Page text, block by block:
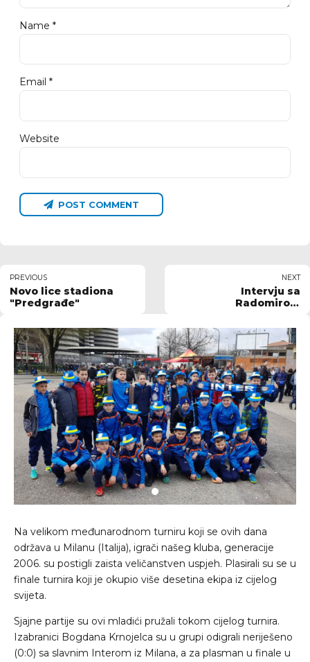
Name *
Email *
Website
POST COMMENT
PREVIOUS
Novo lice stadiona
"Predgrađe"
NEXT
Intervju sa
Radomirom
direktorom kluba
Na velikom međunarodnom turniru koji se ovih dana
održava u Milanu (Italija), igrači našeg kluba, generacije
2006. su postigli zaista veličanstven uspjeh. Plasirali su se u
finale turnira koji je okupio više desetina ekipa iz cijelog
svijeta.
Sjajne partije su ovi mladići pružali tokom cijelog turnira.
Izabranici Bogdana Krnojelca su u grupi odigrali neriješeno
(0:0) sa slavnim Interom iz Milana, a za plasman u finale u